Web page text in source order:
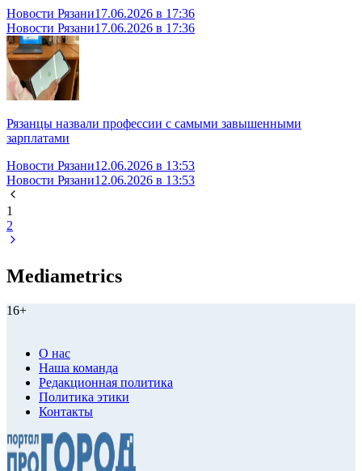
Новости Рязани17.06.2026 в 17:36
Новости Рязани17.06.2026 в 17:36
Рязанцы назвали профессии с самыми завышенными
зарплатами
Новости Рязани12.06.2026 в 13:53
Новости Рязани12.06.2026 в 13:53
1
2
Mediametrics
16+
О нас
Наша команда
Редакционная политика
Политика этики
Контакты